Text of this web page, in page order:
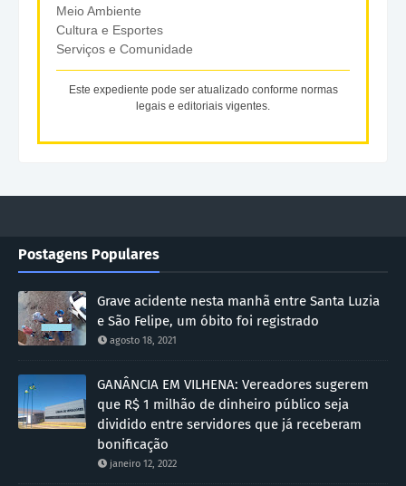
Meio Ambiente
Cultura e Esportes
Serviços e Comunidade
Este expediente pode ser atualizado conforme normas
legais e editoriais vigentes.
Postagens Populares
Grave acidente nesta manhã entre Santa Luzia
e São Felipe, um óbito foi registrado
agosto 18, 2021
GANÂNCIA EM VILHENA: Vereadores sugerem
que R$ 1 milhão de dinheiro público seja
dividido entre servidores que já receberam
bonificação
janeiro 12, 2022